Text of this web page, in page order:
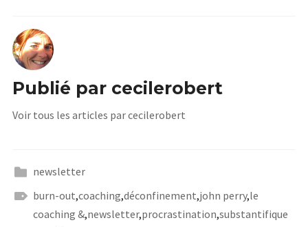
Publié par cecilerobert
Voir tous les articles par cecilerobert
newsletter
burn-out,coaching,déconfinement,john perry,le
coaching &,newsletter,procrastination,substantifique